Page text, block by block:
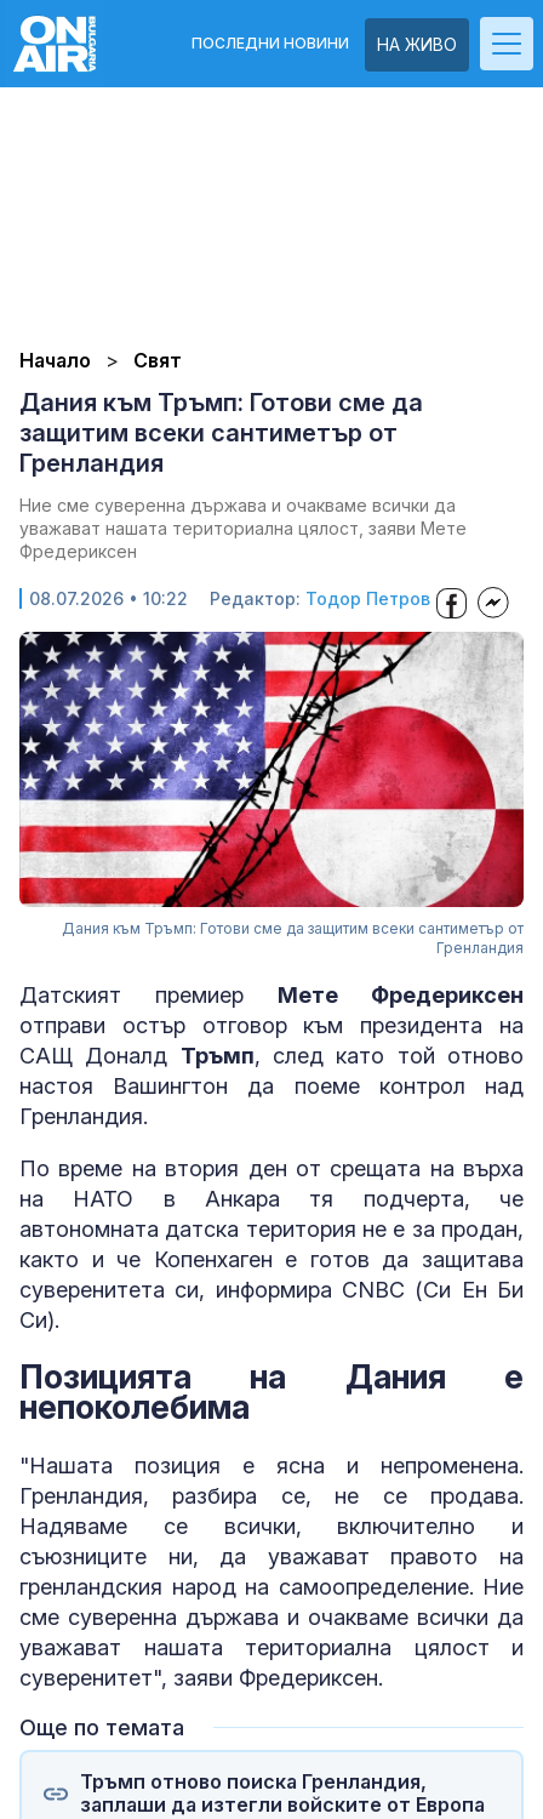
НА ЖИВО
ПОСЛЕДНИ НОВИНИ
Начало Свят
Дания към Тръмп: Готови сме да
защитим всеки сантиметър от
Гренландия
Ние сме суверенна държава и очакваме всички да
уважават нашата териториална цялост, заяви Мете
Фредериксен
08.07.2026 • 10:22 Редактор: Тодор Петров
Дания към Тръмп: Готови сме да защитим всеки сантиметър от
Гренландия
Датският премиер Мете Фредериксен
отправи остър отговор към президента на
САЩ Доналд Тръмп, след като той отново
настоя Вашингтон да поеме контрол над
Гренландия.
По време на втория ден от срещата на върха
на НАТО в Анкара тя подчерта, че
автономната датска територия не е за продан,
както и че Копенхаген е готов да защитава
суверенитета си, информира CNBC (Си Ен Би
Си).
Позицията на Дания е
непоколебима
"Нашата позиция е ясна и непроменена.
Гренландия, разбира се, не се продава.
Надяваме се всички, включително и
съюзниците ни, да уважават правото на
гренландския народ на самоопределение. Ние
сме суверенна държава и очакваме всички да
уважават нашата териториална цялост и
суверенитет", заяви Фредериксен.
Още по темата
Тръмп отново поиска Гренландия,
заплаши да изтегли войските от Европа